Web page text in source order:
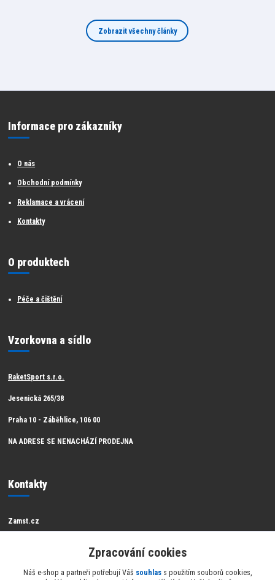
Zobrazit všechny články
Informace pro zákazníky
O nás
Obchodní podmínky
Reklamace a vrácení
Kontakty
O produktech
Péče a čištění
Vzorkovna a sídlo
RaketSport s.r.o.
Jesenická 265/38
Praha 10 - Záběhlice, 106 00
NA ADRESE SE NENACHÁZÍ PRODEJNA
Kontakty
Zamst.cz
Zákaznická podpora Zamst
info@raketsport.cz
Zpracování cookies
Náš e-shop a partneři potřebují Váš souhlass použitím souborů cookies,